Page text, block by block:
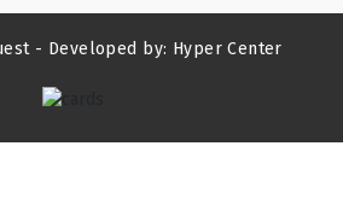
- Developed by: Hyper Center